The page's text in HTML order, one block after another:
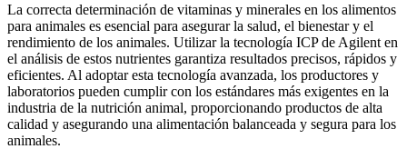
La correcta determinación de vitaminas y minerales en los alimentos
para animales es esencial para asegurar la salud, el bienestar y el
rendimiento de los animales. Utilizar la tecnología ICP de Agilent en
el análisis de estos nutrientes garantiza resultados precisos, rápidos y
eficientes. Al adoptar esta tecnología avanzada, los productores y
laboratorios pueden cumplir con los estándares más exigentes en la
industria de la nutrición animal, proporcionando productos de alta
calidad y asegurando una alimentación balanceada y segura para los
animales.